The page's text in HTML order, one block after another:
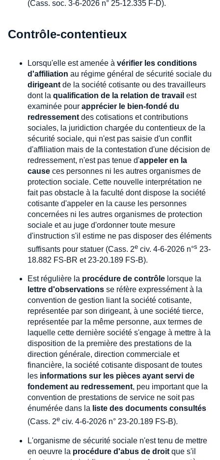
(Cass. soc. 3-6-2026 n° 25-12.335 F-D).
Contrôle-contentieux
Lorsqu'elle est amenée à vérifier les conditions
d'affiliation au régime général de sécurité sociale du
dirigeant de la société cotisante ou des travailleurs
dont la qualification de la relation de travail est
examinée pour apprécier le bien-fondé du
redressement des cotisations et contributions
sociales, la juridiction chargée du contentieux de la
sécurité sociale, qui n'est pas saisie d'un conflit
d'affiliation mais de la contestation d'une décision de
redressement, n'est pas tenue d'appeler en la
cause ces personnes ni les autres organismes de
protection sociale. Cette nouvelle interprétation ne
fait pas obstacle à la faculté dont dispose la société
cotisante d'appeler en la cause les personnes
concernées ni les autres organismes de protection
sociale et au juge d'ordonner toute mesure
d'instruction s'il estime ne pas disposer des éléments
suffisants pour statuer (Cass. 2e civ. 4-6-2026 n°s 23-
18.882 FS-BR et 23-20.189 FS-B).
Est régulière la procédure de contrôle lorsque la
lettre d'observations se réfère expressément à la
convention de gestion liant la société cotisante,
représentée par son dirigeant, à une société tierce,
représentée par la même personne, aux termes de
laquelle cette dernière société s'engage à mettre à la
disposition de la première des prestations de la
direction générale, direction commerciale et
financière, la société cotisante disposant de toutes
les informations sur les pièces ayant servi de
fondement au redressement, peu important que la
convention de prestations de service ne soit pas
énumérée dans la liste des documents consultés
(Cass. 2e civ. 4-6-2026 n° 23-20.189 FS-B).
L'organisme de sécurité sociale n'est tenu de mettre
en oeuvre la procédure d'abus de droit que s'il